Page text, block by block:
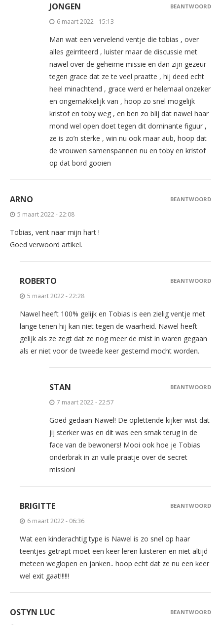
JONGEN
6 maart 2022 - 15:13
Man wat een vervelend ventje die tobias , over
alles geirriteerd , luister maar de discussie met
nawel over de geheime missie en dan zijn gezeur
tegen grace dat ze te veel praatte , hij deed echt
heel minachtend , grace werd er helemaal onzeker
en ongemakkelijk van , hoop zo snel mogelijk
kristof en toby weg , en ben zo blij dat nawel haar
mond wel open doet tegen dit dominante figuur ,
ze is zo’n sterke , win nu ook maar aub, hoop dat
de vrouwen samenspannen nu en toby en kristof
op dat bord gooien
BEANTWOORD
ARNO
5 maart 2022 - 22:08
Tobias, vent naar mijn hart !
Goed verwoord artikel.
BEANTWOORD
ROBERTO
5 maart 2022 - 22:28
Nawel heeft 100% gelijk en Tobias is een zielig ventje met
lange tenen hij kan niet tegen de waarheid. Nawel heeft
gelijk als ze zegt dat ze nog meer de mist in waren gegaan
als er niet voor de tweede keer gestemd mocht worden.
BEANTWOORD
STAN
7 maart 2022 - 22:57
Goed gedaan Nawel! De oplettende kijker wist dat
jij sterker was en dit was een smak terug in de
face van de bewoners! Mooi ook hoe je Tobias
onderbrak in zn vuile praatje over de secret
mission!
BEANTWOORD
BRIGITTE
6 maart 2022 - 06:36
Wat een kinderachtig type is Nawel is zo snel op haar
teentjes getrapt moet een keer leren luisteren en niet altijd
meteen weglopen en janken.. hoop echt dat ze nu een keer
wel exit gaat!!!!!!
BEANTWOORD
OSTYN LUC BEANTWOORD